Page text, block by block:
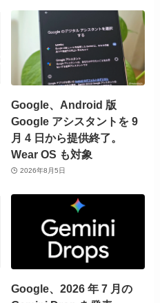
Google、Android 版
Google アシスタントを 9
月 4 日から提供終了。
Wear OS も対象
2026年8月5日
Google、2026 年 7 月の